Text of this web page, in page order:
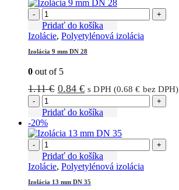
- +
Pridať do košíka
Izolácie, Polyetylénová izolácia
Izolácia 9 mm DN 28
0 out of 5
1.11€ Pôvodná
bola:
0.84€Aktuálna
je:
s DPH (0.68€ bez DPH)
- +
Pridať do košíka
-20%
- +
Pridať do košíka
Izolácie, Polyetylénová izolácia
Izolácia 13 mm DN 35